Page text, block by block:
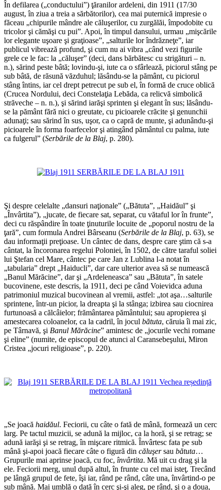
În defilarea („conductului”) ţăranilor ardeleni, din 1911 (17/30
august, în ziua a treia a sărbătorilor), cea mai puternică impresie o
făceau „chipurile mândre ale căluşerilor, cu zurgălăi, împodobite cu
tricolor şi cămăşi cu pui”. Apoi, în timpul dansului, urmau „mişcările
lor elegante uşoare şi graţioase”, „salturile lor îndrăzneţe”, iar
publicul vibrează profund, şi cum nu ai vibra „când vezi figurile
grele ce le fac: la „căluşer” (deci, dans bărbătesc cu strigături – n.
n.), sărind peste bâtă; lovindu-şi, iute ca o sfârlează, piciorul stâng pe
sub bâtă, de răsună văzduhul; lăsându-se la pământ, cu piciorul
stâng întins, iar cel drept petrecut pe sub el, în formă de cruce oblică
(Crucea Nordului, deci Constelaţia Lebăda, ca relicvă simbolică
străveche – n. n.), şi sărind iarăşi sprinten şi elegant în sus; lăsându-
se la pământ fără nici o greutate, cu picioarele crăcite şi genunchii
adunaţi; sau sărind în sus, uşor, ca o capră de munte, şi adunându-şi
picioarele în forma foarfecelor şi atingând pământul cu palma, iute
ca fulgerul” (Serbările de la Blaj, p. 280).
Şi despre celelalte „dansuri naţionale” („Bătuta”, „Haidăul” şi
„Învârtita”), „jucate, de fiecare sat, separat, cu vătaful lor în frunte”,
deci cu răspândire în toate ţinuturile locuite de „poporul nostru de la
ţară”, cum formula Andrei Bârseanu (Serbările de la Blaj, p. 63), se
dau informaţii preţioase. Un cântec de dans, despre care ştim că s-a
cântat, la încoronarea regelui Poloniei, în 1502, de către taraful soliei
lui Ştefan cel Mare, cântec pe care Jan z Lublina l-a notat în
„tabularia” drept „Haiducli”, dar care ulterior avea să se numească
„Banul Mărăcine”, dar şi „Ardeleneasca” sau „Bătuta”, în satele
bucovinene, este descris, la 1911, deci pe când Voievidca aduna
patrimoniul muzical bucovinean al vremii, astfel: „tot aşa…salturile
sprintene, într-un picior, la dreapta şi la stânga; izbirea sau ciocnirea
furtunoasă a călcâielor; frământarea pământului; sau apropierea şi
amestecarea coloanelor, ca la cadril, în jocul bătuta, căruia îi mai zic,
pe Târnavă, şi Banul Mărăcine” amintesc de „jocurile vechi romane
şi eline” (numite, de episcopul de atunci al Caransebeşului, Miron
Cristea „jocuri religioase”, p. 220).
„Se joacă haidăul. Feciorii, cu câte o fată de mână, formează un cerc
larg. Pe tactul muzicii, se adună la mijloc, ca la horă, şi se retrag; se
adună iarăşi şi se retrag, în mişcare ritmică. Învârtesc fata pe sub
mână şi-apoi joacă fiecare câte o figură din căluşersau bătuta…
Grupurile mai aprinse joacă, cu foc, învârtita. Mă uit cu drag şi la
ele. Feciorii merg, unul după altul, în frunte cu cel mai isteţ. Trecând
pe lângă grupul de fete, îşi iar, rând pe rând, câte una, învârtind-o pe
sub mână. Mai umblă o dată în cerc şi-şi aleg, pe rând, şi o a doua,